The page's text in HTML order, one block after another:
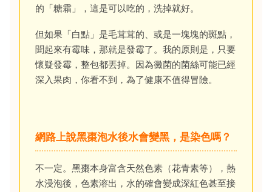
的「糖霜」，這是可以吃的，洗掉就好。
但如果「白點」是毛茸茸的、或是一塊塊的斑點，
聞起來有霉味，那就是發霉了。我的原則是，只要
懷疑發霉，整包都丟掉。因為黴菌的菌絲可能已經
深入果肉，你看不到，為了健康不值得冒險。
網路上說黑棗泡水後水會變黑，是染色嗎？
不一定。黑棗本身富含天然色素（花青素等），熱
水浸泡後，色素溶出，水的確會變成深紅色甚至接